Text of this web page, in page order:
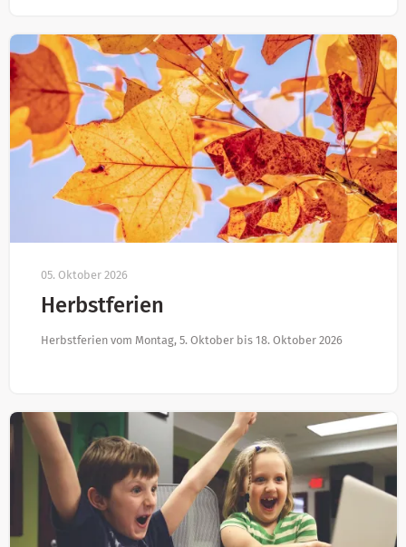
05. Oktober 2026
Herbstferien
Herbstferien vom Montag, 5. Oktober bis 18. Oktober 2026